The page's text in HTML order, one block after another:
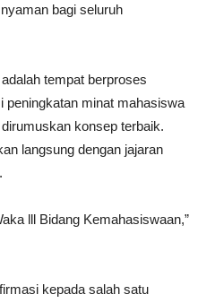
bagi seluruh
tempat berproses
peningkatan minat mahasiswa
konsep terbaik.
langsung dengan jajaran
lll Bidang Kemahasiswaan,”
kepada salah satu